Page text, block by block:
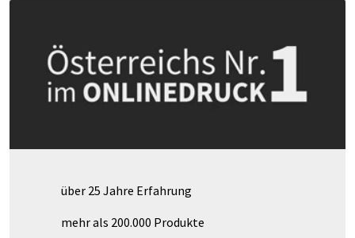
über 25 Jahre Erfahrung
mehr als 200.000 Produkte